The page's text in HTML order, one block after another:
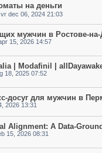
на деньги
vr dec 06, 2024 21:03
мужчин в Ростове-
15, 2026 14:57
| Modafinil |
18, 2025 07:52
досуг для мужчин в
2026 13:31
Alignment: A Data-
15, 2026 08:31